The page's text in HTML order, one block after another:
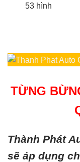
16 hình
TỪNG
Thành Phát
sẽ áp dụng